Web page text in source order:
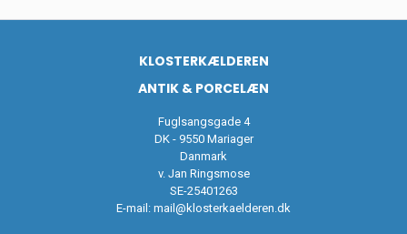
KLOSTERKÆLDEREN
ANTIK & PORCELÆN
Fuglsangsgade 4
DK - 9550 Mariager
Danmark
v. Jan Ringsmose
SE-25401263
E-mail: mail@klosterkaelderen.dk